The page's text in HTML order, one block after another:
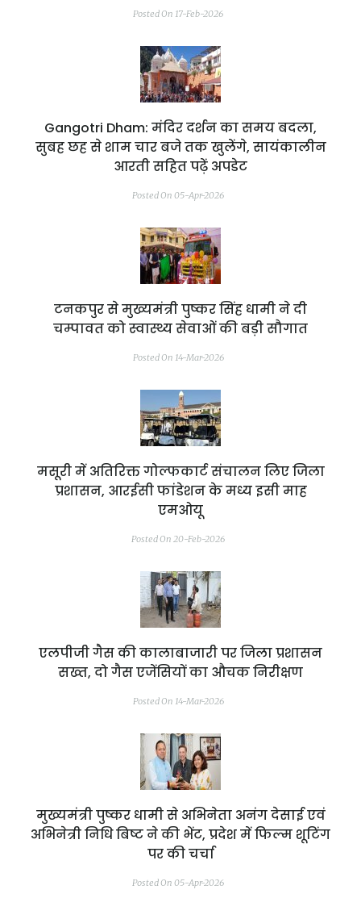
Posted On 17-Feb-2026
Gangotri Dham: मंदिर दर्शन का समय बदला,
सुबह छह से शाम चार बजे तक खुलेंगे, सायंकालीन
आरती सहित पढ़ें अपडेट
Posted On 05-Apr-2026
टनकपुर से मुख्यमंत्री पुष्कर सिंह धामी ने दी
चम्पावत को स्वास्थ्य सेवाओं की बड़ी सौगात
Posted On 14-Mar-2026
मसूरी में अतिरिक्त गोल्फकार्ट संचालन लिए जिला
प्रशासन, आरईसी फांडेशन के मध्य इसी माह
एमओयू
Posted On 20-Feb-2026
एलपीजी गैस की कालाबाजारी पर जिला प्रशासन
सख्त, दो गैस एजेंसियों का औचक निरीक्षण
Posted On 14-Mar-2026
मुख्यमंत्री पुष्कर धामी से अभिनेता अनंग देसाई एवं
अभिनेत्री निधि बिष्ट ने की भेंट, प्रदेश में फिल्म शूटिंग
पर की चर्चा
Posted On 05-Apr-2026